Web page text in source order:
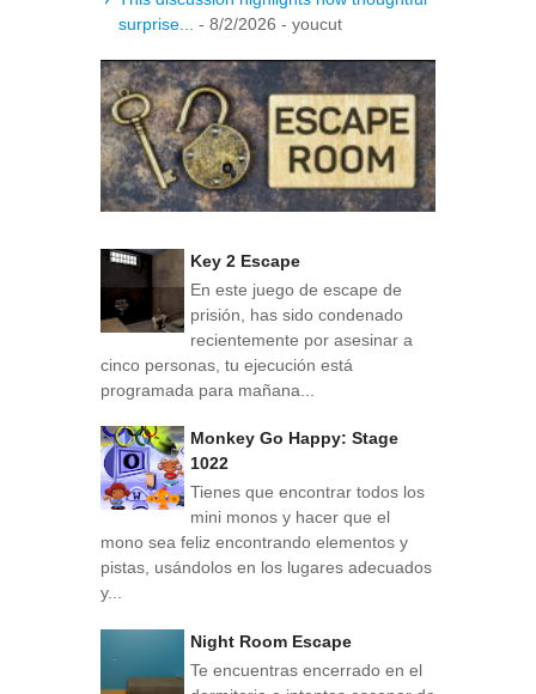
surprise... - 8/2/2026 - youcut
Key 2 Escape
En este juego de escape de
prisión, has sido condenado
recientemente por asesinar a
cinco personas, tu ejecución está
programada para mañana...
Monkey Go Happy: Stage
1022
Tienes que encontrar todos los
mini monos y hacer que el
mono sea feliz encontrando elementos y
pistas, usándolos en los lugares adecuados
y...
Night Room Escape
Te encuentras encerrado en el